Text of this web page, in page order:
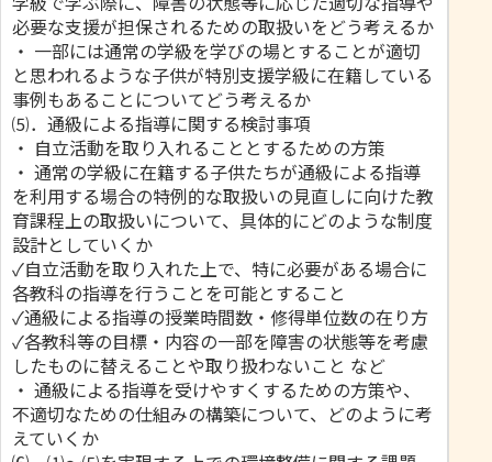
必要な支援が担保されるための取扱いをどう考えるか
・ 一部には通常の学級を学びの場とすることが適切
と思われるような子供が特別支援学級に在籍している
事例もあることについてどう考えるか
⑸．通級による指導に関する検討事項
・ 自立活動を取り入れることとするための方策
・ 通常の学級に在籍する子供たちが通級による指導
を利用する場合の特例的な取扱いの見直しに向けた教
育課程上の取扱いについて、具体的にどのような制度
設計としていくか
✓自立活動を取り入れた上で、特に必要がある場合に
各教科の指導を行うことを可能とすること
✓通級による指導の授業時間数・修得単位数の在り方
✓各教科等の目標・内容の一部を障害の状態等を考慮
したものに替えることや取り扱わないこと など
・ 通級による指導を受けやすくするための方策や、
不適切なための仕組みの構築について、どのように考
えていくか